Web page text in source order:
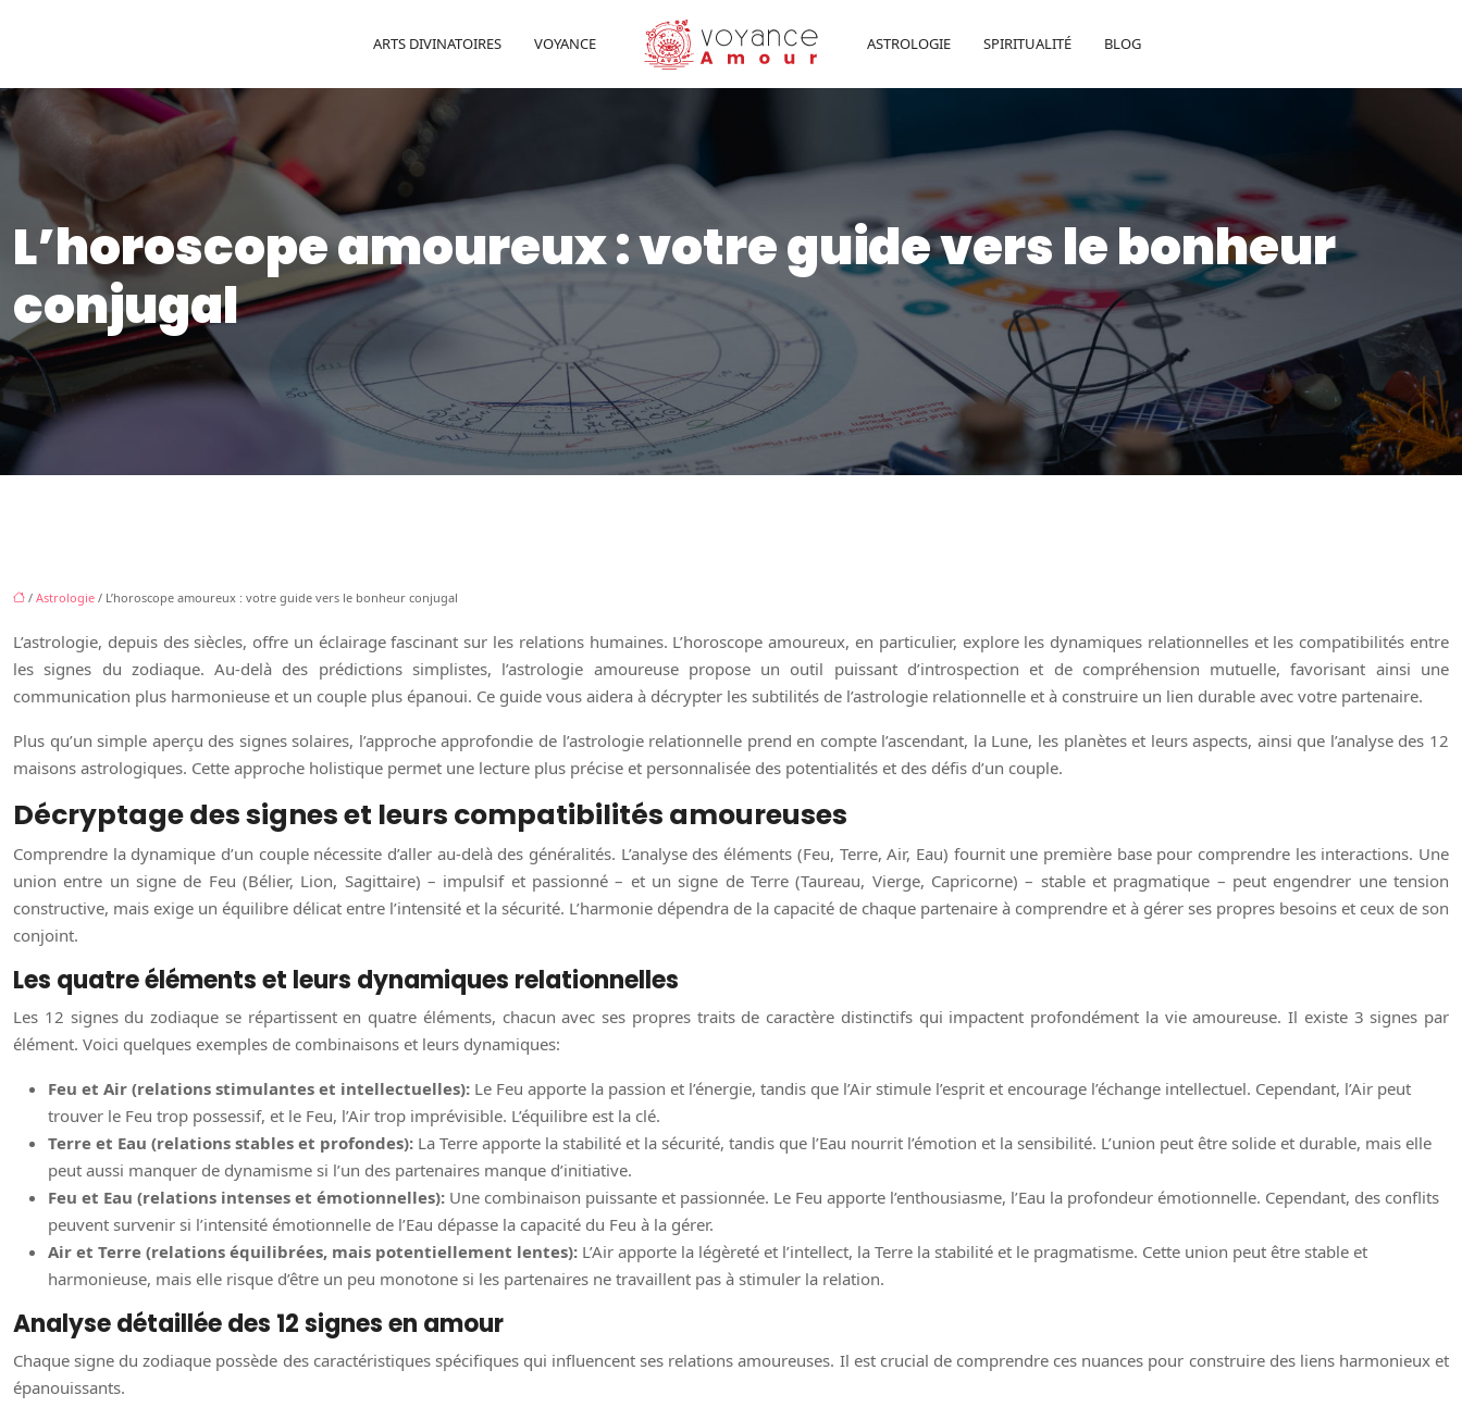
VOYANCE
ARTS DIVINATOIRES ASTROLOGIE SPIRITUALITÉ BLOG
L’horoscope amoureux : votre guide vers le bonheur
conjugal
/ Astrologie / L’horoscope amoureux : votre guide vers le bonheur conjugal
L’astrologie, depuis des siècles, offre un éclairage fascinant sur les relations humaines. L’horoscope amoureux, en particulier, explore les dynamiques relationnelles et les compatibilités entre
les signes du zodiaque. Au-delà des prédictions simplistes, l’astrologie amoureuse propose un outil puissant d’introspection et de compréhension mutuelle, favorisant ainsi une
communication plus harmonieuse et un couple plus épanoui. Ce guide vous aidera à décrypter les subtilités de l’astrologie relationnelle et à construire un lien durable avec votre partenaire.
Plus qu’un simple aperçu des signes solaires, l’approche approfondie de l’astrologie relationnelle prend en compte l’ascendant, la Lune, les planètes et leurs aspects, ainsi que l’analyse des 12
maisons astrologiques. Cette approche holistique permet une lecture plus précise et personnalisée des potentialités et des défis d’un couple.
Décryptage des signes et leurs compatibilités amoureuses
Comprendre la dynamique d’un couple nécessite d’aller au-delà des généralités. L’analyse des éléments (Feu, Terre, Air, Eau) fournit une première base pour comprendre les interactions. Une
union entre un signe de Feu (Bélier, Lion, Sagittaire) – impulsif et passionné – et un signe de Terre (Taureau, Vierge, Capricorne) – stable et pragmatique – peut engendrer une tension
constructive, mais exige un équilibre délicat entre l’intensité et la sécurité. L’harmonie dépendra de la capacité de chaque partenaire à comprendre et à gérer ses propres besoins et ceux de son
conjoint.
Les quatre éléments et leurs dynamiques relationnelles
Les 12 signes du zodiaque se répartissent en quatre éléments, chacun avec ses propres traits de caractère distinctifs qui impactent profondément la vie amoureuse. Il existe 3 signes par
élément. Voici quelques exemples de combinaisons et leurs dynamiques:
Feu et Air (relations stimulantes et intellectuelles): Le Feu apporte la passion et l’énergie, tandis que l’Air stimule l’esprit et encourage l’échange intellectuel. Cependant, l’Air peut
trouver le Feu trop possessif, et le Feu, l’Air trop imprévisible. L’équilibre est la clé.
Terre et Eau (relations stables et profondes): La Terre apporte la stabilité et la sécurité, tandis que l’Eau nourrit l’émotion et la sensibilité. L’union peut être solide et durable, mais elle
peut aussi manquer de dynamisme si l’un des partenaires manque d’initiative.
Feu et Eau (relations intenses et émotionnelles): Une combinaison puissante et passionnée. Le Feu apporte l’enthousiasme, l’Eau la profondeur émotionnelle. Cependant, des conflits
peuvent survenir si l’intensité émotionnelle de l’Eau dépasse la capacité du Feu à la gérer.
Air et Terre (relations équilibrées, mais potentiellement lentes): L’Air apporte la légèreté et l’intellect, la Terre la stabilité et le pragmatisme. Cette union peut être stable et
harmonieuse, mais elle risque d’être un peu monotone si les partenaires ne travaillent pas à stimuler la relation.
Analyse détaillée des 12 signes en amour
Chaque signe du zodiaque possède des caractéristiques spécifiques qui influencent ses relations amoureuses. Il est crucial de comprendre ces nuances pour construire des liens harmonieux et
épanouissants.